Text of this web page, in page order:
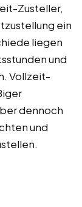
Zusteller,
ein
liegen
und
Vollzeit-
dennoch
und